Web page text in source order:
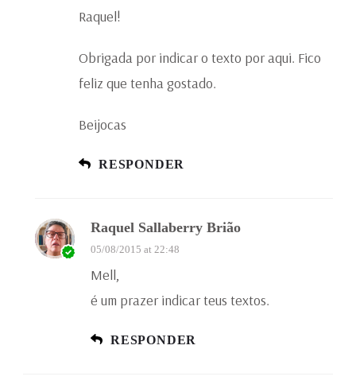
Raquel!
Obrigada por indicar o texto por aqui. Fico
feliz que tenha gostado.
Beijocas
RESPONDER
Raquel Sallaberry Brião
05/08/2015 at 22:48
Mell,
é um prazer indicar teus textos.
RESPONDER